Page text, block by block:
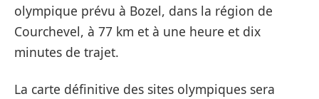
olympique prévu à Bozel, dans la région de
Courchevel, à 77 km et à une heure et dix
minutes de trajet.
La carte définitive des sites olympiques sera